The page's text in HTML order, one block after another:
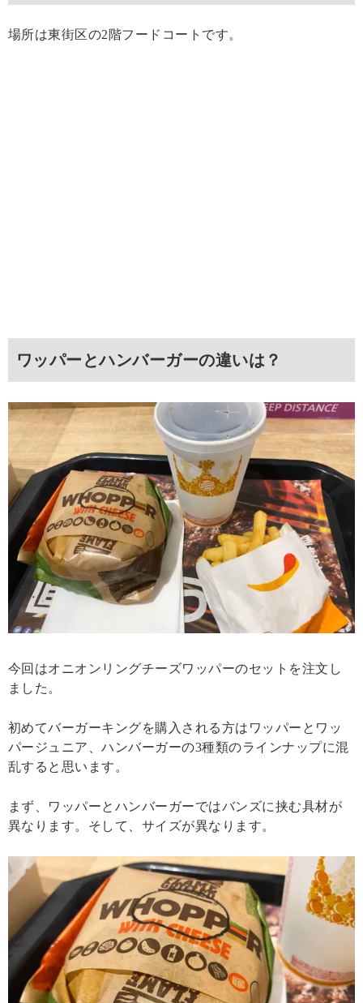
場所は東街区の2階フードコートです。
ワッパーとハンバーガーの違いは？
今回はオニオンリングチーズワッパーのセットを注文し
ました。
初めてバーガーキングを購入される方はワッパーとワッ
パージュニア、ハンバーガーの3種類のラインナップに混
乱すると思います。
まず、ワッパーとハンバーガーではバンズに挟む具材が
異なります。そして、サイズが異なります。